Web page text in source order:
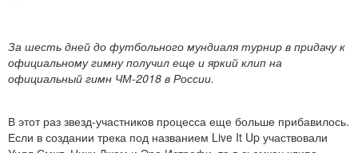
За шесть дней до футбольного мундиаля турнир в придачу к
официальному гимну получил еще и яркий клип на
официальный гимн ЧМ-2018 в России.
В этот раз звезд-участников процесса еще больше прибавилось.
Если в создании трека под названием Live It Up участвовали